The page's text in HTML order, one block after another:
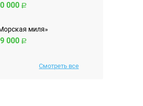
000
миля»
000
Смотреть все